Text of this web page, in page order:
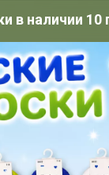
Маша
AKUBA™
СИНТЕЗ™
дедушки Никиты™
в наличии 10